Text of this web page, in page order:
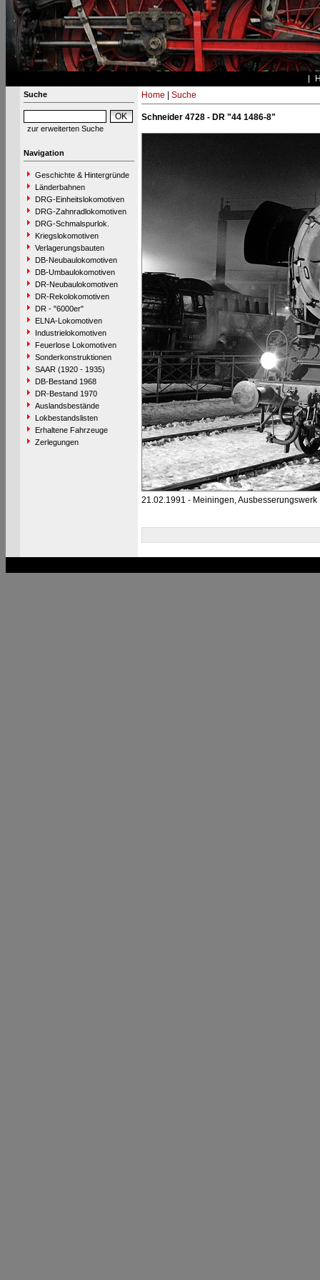
Suche
zur erweiterten Suche
Navigation
Geschichte & Hintergründe
Länderbahnen
DRG-Einheitslokomotiven
DRG-Zahnradlokomotiven
DRG-Schmalspurlok.
Kriegslokomotiven
Verlagerungsbauten
DB-Neubaulokomotiven
DB-Umbaulokomotiven
DR-Neubaulokomotiven
DR-Rekolokomotiven
DR - "6000er"
ELNA-Lokomotiven
Industrielokomotiven
Feuerlose Lokomotiven
Sonderkonstruktionen
SAAR (1920 - 1935)
DB-Bestand 1968
DR-Bestand 1970
Auslandsbestände
Lokbestandslisten
Erhaltene Fahrzeuge
Zerlegungen
Home Suche
Schneider 4728 - DR "44 1486-8"
21.02.1991 - Meiningen, Ausbesserungswerk